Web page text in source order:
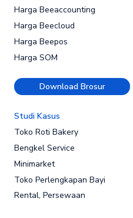
Harga Beeaccounting
Harga Beecloud
Harga Beepos
Harga SOM
Download Brosur
Studi Kasus
Toko Roti Bakery
Bengkel Service
Minimarket
Toko Perlengkapan Bayi
Rental, Persewaan